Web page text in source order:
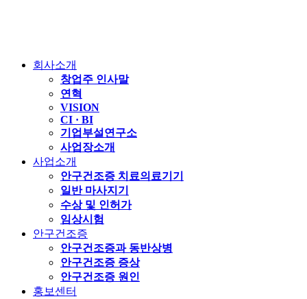
회사소개
창업주 인사말
연혁
VISION
CI · BI
기업부설연구소
사업장소개
사업소개
안구건조증 치료의료기기
일반 마사지기
수상 및 인허가
임상시험
안구건조증
안구건조증과 동반상병
안구건조증 증상
안구건조증 원인
홍보센터